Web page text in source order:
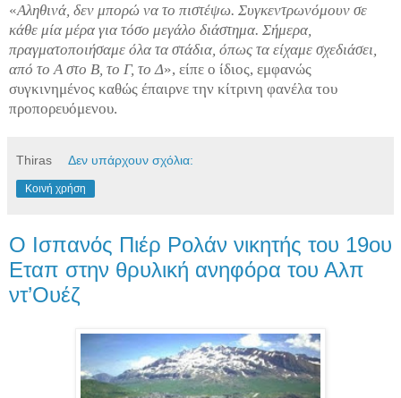
«Αληθινά, δεν μπορώ να το πιστέψω. Συγκεντρωνόμουν σε
κάθε μία μέρα για τόσο μεγάλο διάστημα. Σήμερα,
πραγματοποιήσαμε όλα τα στάδια, όπως τα είχαμε σχεδιάσει,
από το Α στο Β, το Γ, το Δ», είπε ο ίδιος, εμφανώς
συγκινημένος καθώς έπαιρνε την κίτρινη φανέλα του
προπορευόμενου.
Thiras Δεν υπάρχουν σχόλια:
Κοινή χρήση
Ο Ισπανός Πιέρ Ρολάν νικητής του 19ου
Εταπ στην θρυλική ανηφόρα του Αλπ
ντ’Ουέζ